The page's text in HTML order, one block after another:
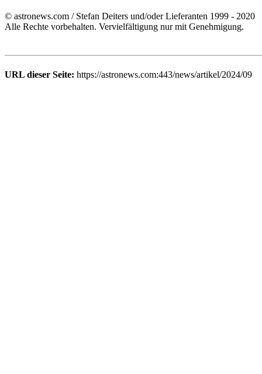
© astronews.com / Stefan Deiters und/oder Lieferanten 1999 - 2020
Alle Rechte vorbehalten. Vervielfältigung nur mit Genehmigung.
URL dieser Seite: https://astronews.com:443/news/artikel/2024/09